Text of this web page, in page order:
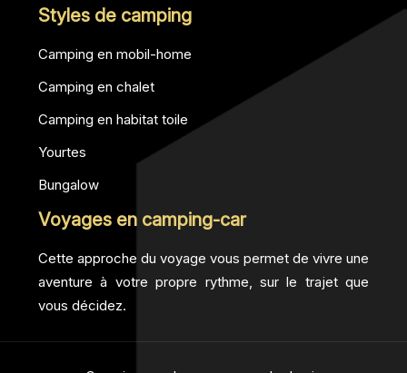
Styles de camping
Camping en mobil-home
Camping en chalet
Camping en habitat toile
Yourtes
Bungalow
Voyages en camping-car
Cette approche du voyage vous permet de vivre une
aventure à votre propre rythme, sur le trajet que
vous décidez.